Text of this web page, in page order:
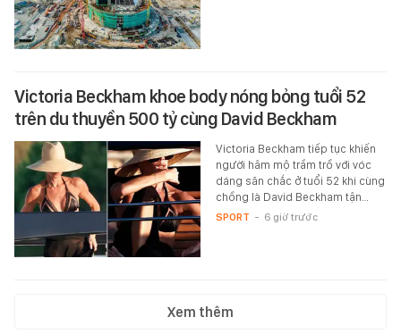
Victoria Beckham khoe body nóng bỏng tuổi 52
trên du thuyền 500 tỷ cùng David Beckham
Victoria Beckham tiếp tục khiến
người hâm mộ trầm trồ với vóc
dáng săn chắc ở tuổi 52 khi cùng
chồng là David Beckham tận…
SPORT - 6 giờ trước
Xem thêm